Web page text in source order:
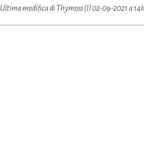
Ultima modifica di Thymoss (Il 02-09-2021 a